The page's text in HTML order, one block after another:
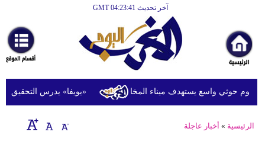
آخر تحديث GMT 04:23:41
أخبارعاجلة
رياضة
ثقافة
إقتصاد
«يويفا» يدرس التحقيق في حوثي واسع يستهدف ميناء المخا
الرئيسية » أخبار عاجلة